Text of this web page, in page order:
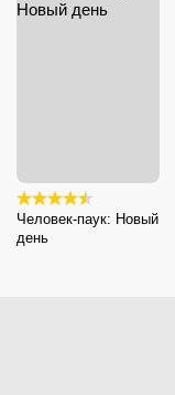
Человек-паук: Новый
день